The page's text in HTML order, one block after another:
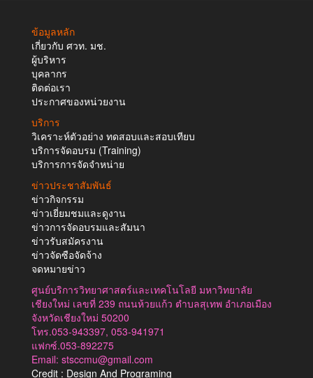
ข้อมูลหลัก
เกี่ยวกับ ศวท. มช.
ผู้บริหาร
บุคลากร
ติดต่อเรา
ประกาศของหน่วยงาน
บริการ
วิเคราะห์ตัวอย่าง ทดสอบและสอบเทียบ
บริการจัดอบรม (Training)
บริการการจัดจำหน่าย
ข่าวประชาสัมพันธ์
ข่าวกิจกรรม
ข่าวเยี่ยมชมและดูงาน
ข่าวการจัดอบรมและสัมนา
ข่าวรับสมัครงาน
ข่าวจัดซือจัดจ้าง
จดหมายข่าว
ศูนย์บริการวิทยาศาสตร์และเทคโนโลยี มหาวิทยาลัย
เชียงใหม่ เลขที่ 239 ถนนห้วยแก้ว ตำบลสุเทพ อำเภอเมือง
จังหวัดเชียงใหม่ 50200
โทร.053-943397, 053-941971
แฟกซ์.053-892275
Email: stsccmu@gmail.com
Credit : Design And Programing